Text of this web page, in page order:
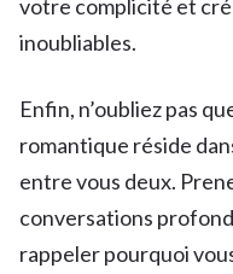
votre complicité et
inoubliables.
Enfin, n’oubliez pas
romantique réside
entre vous deux.
conversations
rappeler pourquoi